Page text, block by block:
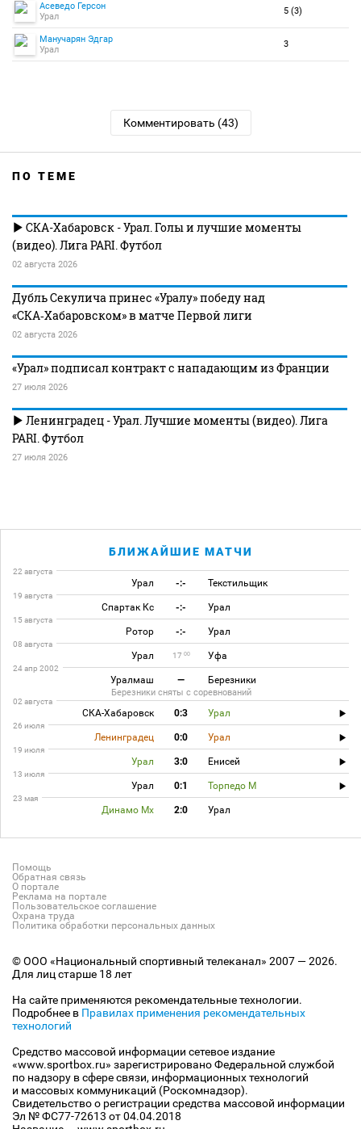
Асеведо Герсон
Урал
5 (3)
Манучарян Эдгар
Урал
3
Комментировать (43)
ПО ТЕМЕ
СКА-Хабаровск - Урал. Голы и лучшие моменты
(видео). Лига PARI. Футбол
02 августа 2026
Дубль Секулича принес «Уралу» победу над
«СКА‑Хабаровском» в матче Первой лиги
02 августа 2026
«Урал» подписал контракт с нападающим из Франции
27 июля 2026
Ленинградец - Урал. Лучшие моменты (видео). Лига
PARI. Футбол
27 июля 2026
БЛИЖАЙШИЕ МАТЧИ
22 августа
Урал -:- Текстильщик
19 августа
Спартак Кс -:- Урал
15 августа
Ротор -:- Урал
08 августа
Урал 17 00 Уфа
24 апр 2002
Уралмаш — Березники
Березники сняты с соревнований
02 августа
СКА-Хабаровск 0:3 Урал
26 июля
Ленинградец 0:0 Урал
19 июля
Урал 3:0 Енисей
13 июля
Урал 0:1 Торпедо М
23 мая
Динамо Мх 2:0 Урал
Помощь
Обратная связь
О портале
Реклама на портале
Пользовательское соглашение
Охрана труда
Политика обработки персональных данных
© ООО «Национальный спортивный телеканал» 2007 — 2026.
Для лиц старше 18 лет
На сайте применяются рекомендательные технологии.
Подробнее в Правилах применения рекомендательных
технологий
Средство массовой информации сетевое издание
«www.sportbox.ru» зарегистрировано Федеральной службой
по надзору в сфере связи, информационных технологий
и массовых коммуникаций (Роскомнадзор).
Свидетельство о регистрации средства массовой информации
Эл № ФС77-72613 от 04.04.2018